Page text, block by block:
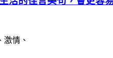
激情、